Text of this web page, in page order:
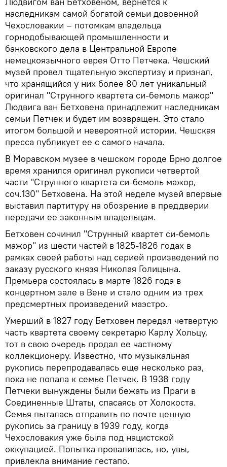
наследникам самой богатой семьи довоенной
Чехословакии – потомкам владельца
горнодобывающей промышленности и
банковского дела в Центральной Европе
немецкоязычного еврея Отто Петчека. Чешский
музей провел тщательную экспертизу и признал,
что хранящийся у них более 80 лет уникальный
оригинал "Струнного квартета си-бемоль мажор"
Людвига ван Бетховена принадлежит наследникам
семьи Петчек и будет им возвращен. Это стало
итогом большой и невероятной истории. Чешская
пресса публикует ее с самого начала.
В Моравском музее в чешском городе Брно долгое
время хранился оригинал рукописи четвертой
части "Струнного квартета си-бемоль мажор,
соч.130" Бетховена. На этой неделе музей впервые
выставил партитуру на обозрение в преддверии
передачи ее законным владельцам.
Бетховен сочинил "Струнный квартет си-бемоль
мажор" из шести частей в 1825-1826 годах в
рамках своей работы над серией произведений по
заказу русского князя Николая Голицына.
Премьера состоялась в марте 1826 года в
концертном зале в Вене и стало одним из трех
предсмертных произведений маэстро.
Умерший в 1827 году Бетховен передал четвертую
часть квартета своему секретарю Карлу Хольцу,
тот в свою очередь продал ее частному
коллекционеру. Известно, что музыкальная
рукопись перепродавалась еще несколько раз,
пока не попала к семье Петчек. В 1938 году
Петчеки вынуждены были бежать из Праги в
Соединенные Штаты, спасаясь от Холокоста.
Семья пыталась отправить по почте ценную
рукопись за границу в 1939 году, когда
Чехословакия уже была под нацистской
оккупацией. Попытка провалилась, но, увы,
привлекла внимание гестапо.